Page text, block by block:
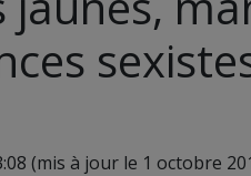
(mis à jour le 1 octobre